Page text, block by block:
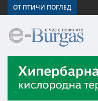
ОТ ПТИЧИ ПОГЛЕД